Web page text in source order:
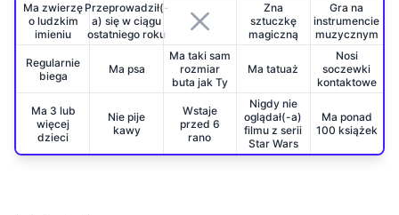
Ma zwierzę
o ludzkim
imieniu
Przeprowadził(-
a) się w ciągu
ostatniego roku
Zna
sztuczkę
magiczną
Gra na
instrumencie
muzycznym
Regularnie
biega
Ma psa
Ma taki sam
rozmiar
buta jak Ty
Ma tatuaż
Nosi
soczewki
kontaktowe
Ma 3 lub
więcej
dzieci
Nie pije
kawy
Wstaje
przed 6
rano
Nigdy nie
oglądał(-a)
filmu z serii
Star Wars
Ma ponad
100 książek